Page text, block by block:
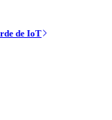
de IoT